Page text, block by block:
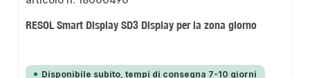
RESOL Smart Display SD3 Display per la zona giorno
Disponibile subito, tempi di consegna 7-10 giorni